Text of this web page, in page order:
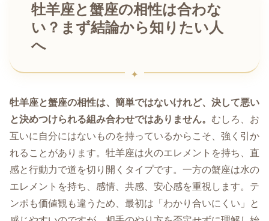
牡羊座と蟹座の相性は合わな
い？まず結論から知りたい人
へ
牡羊座と蟹座の相性は、簡単ではないけれど、決して悪い
と決めつけられる組み合わせではありません。 むしろ、お
互いに自分にはないものを持っているからこそ、強く引か
れることがあります。牡羊座は火のエレメントを持ち、直
感と行動力で道を切り開くタイプです。一方の蟹座は水の
エレメントを持ち、感情、共感、安心感を重視します。テ
ンポも価値観も違うため、最初は「わかり合いにくい」と